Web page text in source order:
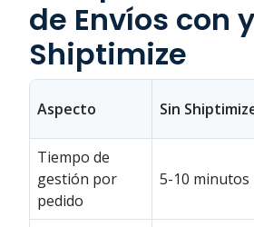
de Envíos con
Shiptimize
Aspecto Sin
Tiempo de
gestión por
pedido
5-10 minutos